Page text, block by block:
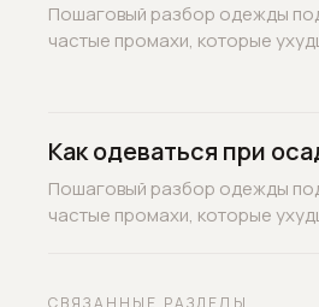
Пошаговый разбор одежды
частые промахи, которые
Как одеваться при
Пошаговый разбор одежды
частые промахи, которые
СВЯЗАННЫЕ РАЗДЕЛЫ